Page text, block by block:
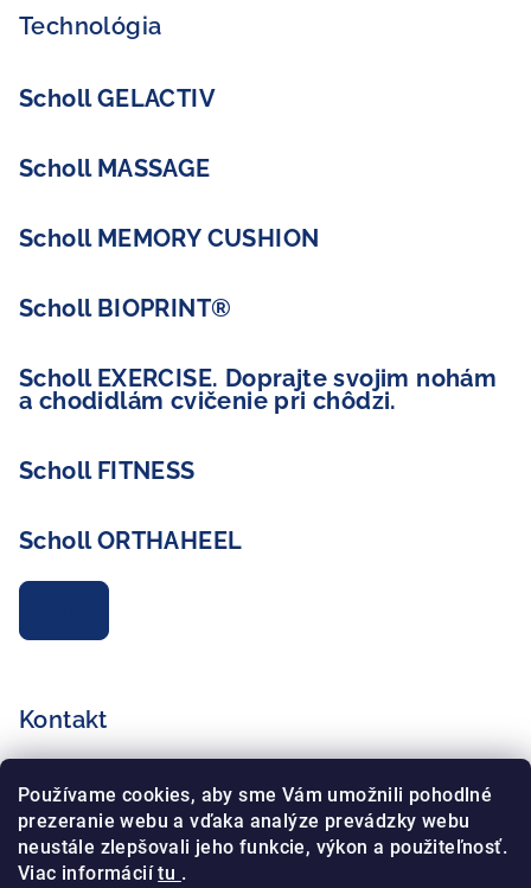
Používame cookies, aby sme Vám umožnili pohodlné
prezeranie webu a vďaka analýze prevádzky webu
neustále zlepšovali jeho funkcie, výkon a použiteľnosť.
Viac informáciítu .
Technológia
Scholl GELACTIV
Scholl MASSAGE
Scholl MEMORY CUSHION
Scholl BIOPRINT®
Scholl EXERCISE. Doprajte svojim nohám
a chodidlám cvičenie pri chôdzi.
Scholl FITNESS
Scholl ORTHAHEEL
Kontakt
+420 725 172 135
+420 734 765 321